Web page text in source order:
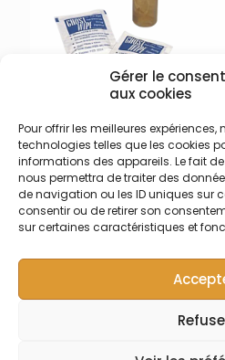
Gérer le
aux cookies
Pour offrir les meilleures
technologies telles que les cookies
informations des appareils. Le fait
nous permettra de traiter des
de navigation ou les ID uniques sur
consentir ou de retirer son
sur certaines caractéristiques et
022-001-009 – Lingettes
acido-solubles Plomb et
Béryllium
Lingettes acido-solubles
pour prélèvement Plomb et
Béryllium Ghostwipes –
Dimensions 15 x 15 cm (5,9″ x
individuellement et
humidifiée à l’eau distillée